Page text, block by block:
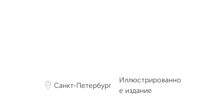
Санкт-Петербург
Иллюстрированно
е издание